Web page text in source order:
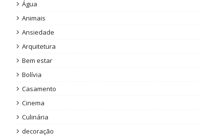
Água
Animais
Ansiedade
Arquitetura
Bem estar
Bolívia
Casamento
Cinema
Culinária
decoração